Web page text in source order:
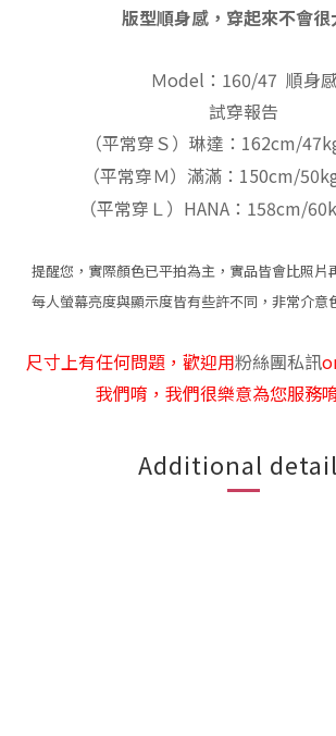
版型順身感，穿起來不會很
Ｍodel：160/47 順身
試穿報告
（平常穿Ｓ）琳達：162cm/
（平常穿Ｍ）滿滿：150cm/
（平常穿Ｌ）HANA：158cm/
提醒您，實際顏色已平拍為主，實品皆會比照片
每人螢幕亮度與顯示度皆有些許不同，非常介意
尺寸上有任何問題，歡迎用粉絲團私訊
我們唷，我們很樂意為您服務唷
Additional